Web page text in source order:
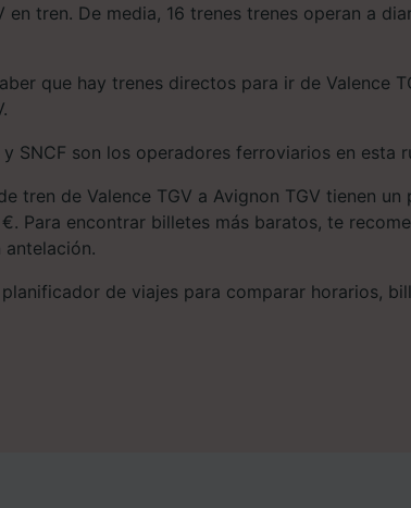
en tren. De media, 16 trenes trenes operan a
que hay trenes directos para ir de Valence
y SNCF son los operadores ferroviarios en esta
tren de Valence TGV a Avignon TGV tienen un
Para encontrar billetes más baratos, te
antelación.
de viajes para comparar horarios,